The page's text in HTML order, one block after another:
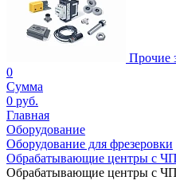
Прочие
0
Сумма
0 руб.
Главная
Оборудование
Оборудование для фрезеровки
Обрабатывающие центры с
Обрабатывающие центры с